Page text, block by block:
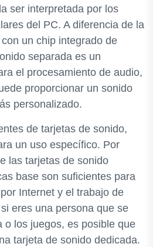
ser interpretada por los
del PC. A diferencia de la
un chip integrado de
separada es un
el procesamiento de audio,
proporcionar un sonido
personalizado.
de tarjetas de sonido,
un uso específico. Por
las tarjetas de sonido
base son suficientes para
Internet y el trabajo de
eres una persona que se
o los juegos, es posible que
tarjeta de sonido dedicada.